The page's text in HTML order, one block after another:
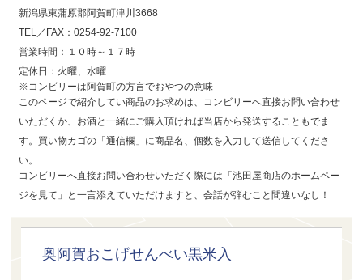
新潟県東蒲原郡阿賀町津川3668
TEL／FAX：0254-92-7100
営業時間：１０時～１７時
定休日：火曜、水曜
※コンビリーは阿賀町の方言でおやつの意味
このページで紹介してい商品のお求めは、コンビリーへ直接お問い合わせ
いただくか、お酒と一緒にご購入頂ければ当店から発送することもでま
す。買い物カゴの「通信欄」に商品名、個数を入力して送信してくださ
い。
コンビリーへ直接お問い合わせいただく際には「池田屋商店のホームペー
ジを見て」と一言添えていただけますと、会話が弾むこと間違いなし！
奥阿賀おこげせんべい黒米入